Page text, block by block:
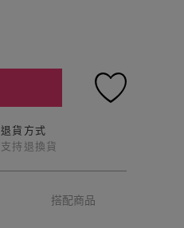
退貨方式
支持退換貨
搭配商品